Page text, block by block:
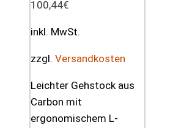
100,44€
inkl. MwSt.
zzgl. Versandkosten
Leichter Gehstock aus
Carbon mit
ergonomischem L-